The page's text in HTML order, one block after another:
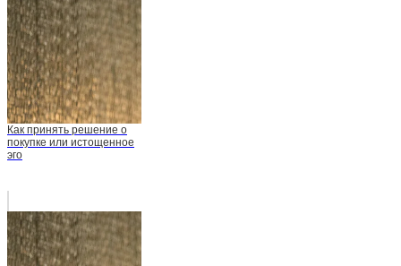
Как принять решение о
покупке или истощенное
эго